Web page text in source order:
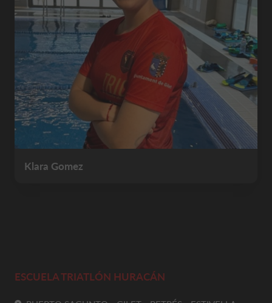
Klara Gomez
ESCUELA TRIATLÓN HURACÁN